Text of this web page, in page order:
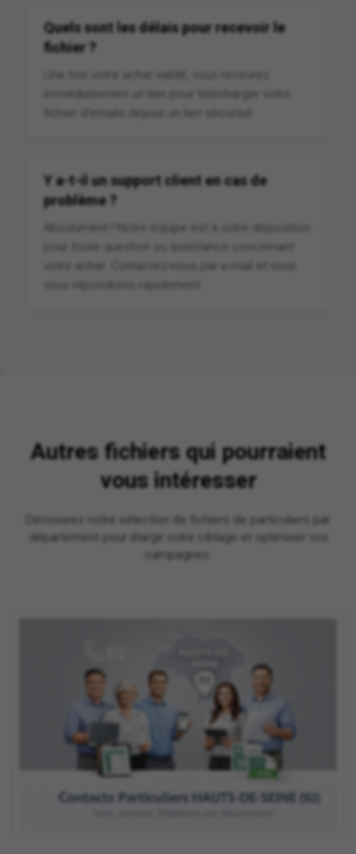
Quels sont les délais pour recevoir le
fichier ?
immédiatement un lien pour télécharger votre
fichier d'emails depuis un lien sécurisé.
Y a-t-il un support client en cas de
problème ?
pour toute question ou assistance concernant
votre achat. Contactez-nous par e-mail et nous
vous répondrons rapidement.
Autres fichiers qui pourraient
vous intéresser
Découvrez notre sélection de fichiers de particuliers par
département pour élargir votre ciblage et optimiser vos
campagnes.